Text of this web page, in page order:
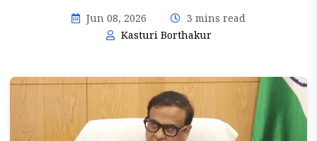
Jun 08, 2026
3 mins read
Kasturi Borthakur